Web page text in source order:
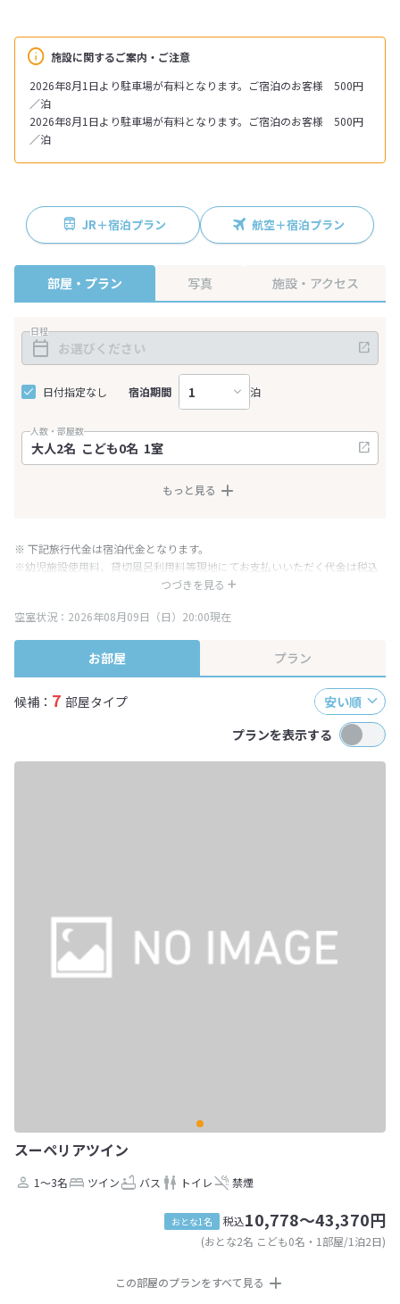
施設に関するご案内・ご注意
2026年8月1日より駐車場が有料となります。ご宿泊のお客様 500円
／泊
2026年8月1日より駐車場が有料となります。ご宿泊のお客様 500円
／泊
JR＋宿泊プラン 航空＋宿泊プラン
部屋・プラン 写真 施設・アクセス
日程
日付指定なし 宿泊期間 泊
人数・部屋数
もっと見る
つづきを見る
※ 下記旅行代金は宿泊代金となります。
※幼児施設使用料、貸切風呂利用料等現地にてお支払いいただく代金は税込
み表記となりますが、消費税増税に伴い代金が一部変更となる場合がござい
※表示されている旅行代金・プラン内容は一定時間ごとに更新されます。最
終確認画面でご確認ください。
空室状況：2026年08月09日（日）20:00現在
お部屋 プラン
候補： 7 部屋タイプ
安い順
プランを表示する
スーペリアツイン
1～3名 ツイン バス トイレ 禁煙
おとな1名 税込10,778～43,370円
(おとな2名 こども0名・1部屋/1泊2日)
この部屋のプランをすべて見る